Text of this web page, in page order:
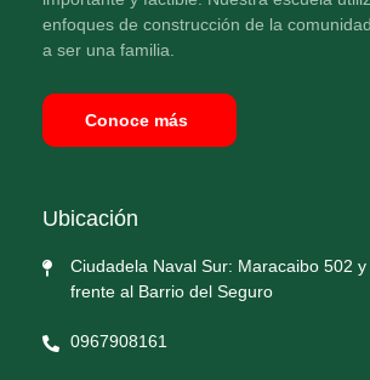
enfoques de construcción de la
a ser una familia.
Conoce más
Ubicación
Ciudadela Naval Sur: Maracaibo 502 y
frente al Barrio del Seguro
0967908161